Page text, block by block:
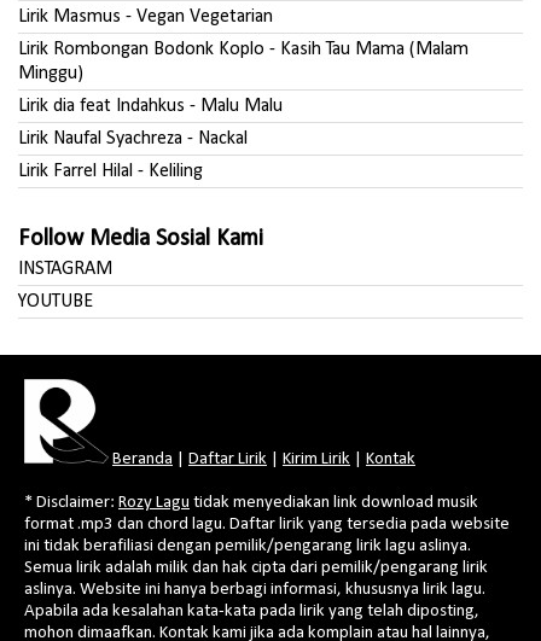
Lirik Masmus - Vegan Vegetarian
Lirik Rombongan Bodonk Koplo - Kasih Tau Mama (Malam
Minggu)
Lirik dia feat Indahkus - Malu Malu
Lirik Naufal Syachreza - Nackal
Lirik Farrel Hilal - Keliling
Follow Media Sosial Kami
INSTAGRAM
YOUTUBE
Beranda Daftar Lirik Kirim Lirik Kontak
* Disclaimer: Rozy Lagu tidak menyediakan link download musik
format .mp3 dan chord lagu. Daftar lirik yang tersedia pada website
ini tidak berafiliasi dengan pemilik/pengarang lirik lagu aslinya.
Semua lirik adalah milik dan hak cipta dari pemilik/pengarang lirik
aslinya. Website ini hanya berbagi informasi, khususnya lirik lagu.
Apabila ada kesalahan kata-kata pada lirik yang telah diposting,
mohon dimaafkan. Kontak kami jika ada komplain atau hal lainnya,